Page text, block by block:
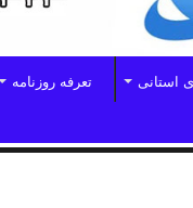
استانی تعرفه روزنامه